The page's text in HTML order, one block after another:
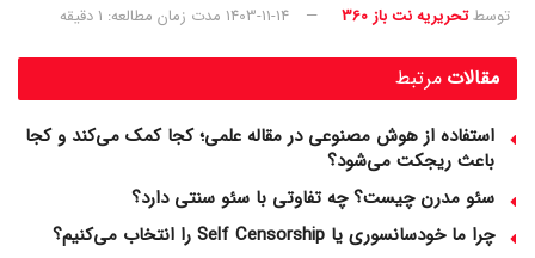
توسطتحریریه نت باز 360 1403-11-14 مدت زمان مطالعه: 1 دقیقه
مرتبط مقالات
استفاده از هوش مصنوعی در مقاله علمی؛ کجا کمک می‌کند و کجا
باعث ریجکت می‌شود؟
سئو مدرن چیست؟ چه تفاوتی با سئو سنتی دارد؟
چرا ما خودسانسوری یا Self Censorship را انتخاب می‌کنیم؟